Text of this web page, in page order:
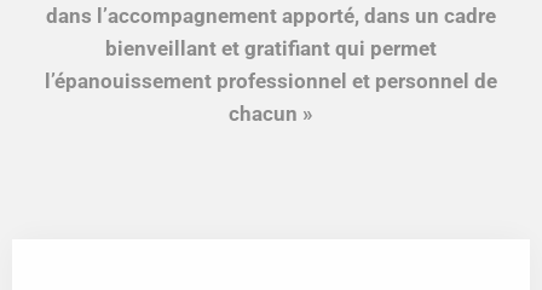
dans l’accompagnement apporté, dans un cadre
bienveillant et gratifiant qui permet
l’épanouissement professionnel et personnel de
chacun »